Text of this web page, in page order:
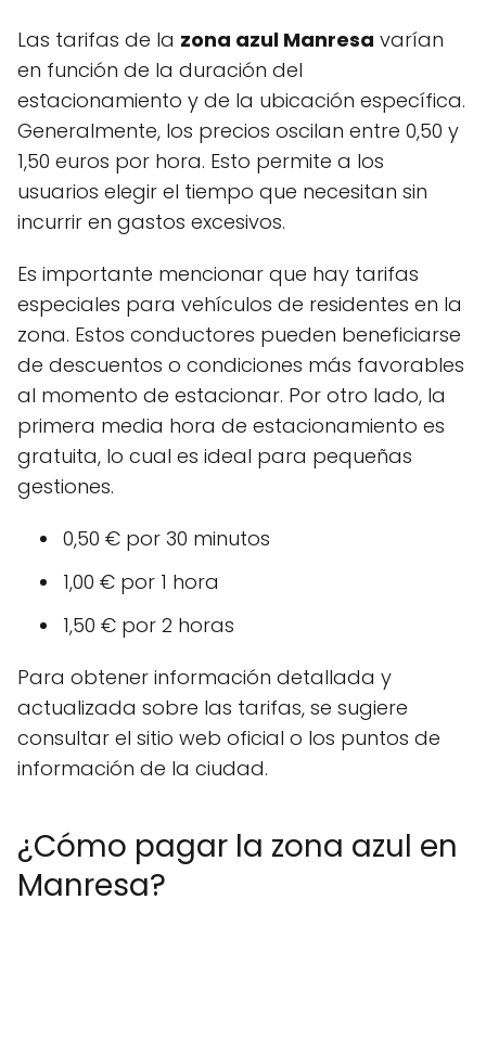
Las tarifas de la zona azul Manresa varían
en función de la duración del
estacionamiento y de la ubicación específica.
Generalmente, los precios oscilan entre 0,50 y
1,50 euros por hora. Esto permite a los
usuarios elegir el tiempo que necesitan sin
incurrir en gastos excesivos.
Es importante mencionar que hay tarifas
especiales para vehículos de residentes en la
zona. Estos conductores pueden beneficiarse
de descuentos o condiciones más favorables
al momento de estacionar. Por otro lado, la
primera media hora de estacionamiento es
gratuita, lo cual es ideal para pequeñas
gestiones.
0,50 € por 30 minutos
1,00 € por 1 hora
1,50 € por 2 horas
Para obtener información detallada y
actualizada sobre las tarifas, se sugiere
consultar el sitio web oficial o los puntos de
información de la ciudad.
¿Cómo pagar la zona azul en
Manresa?